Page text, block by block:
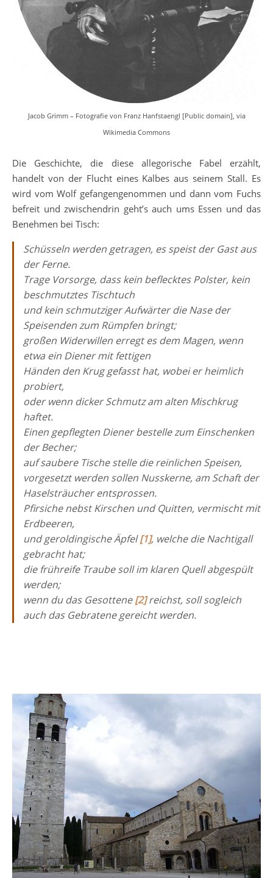
Jacob Grimm – Fotografie von Franz Hanfstaengl [Public domain], via
Wikimedia Commons
Die Geschichte, die diese allegorische Fabel erzählt,
handelt von der Flucht eines Kalbes aus seinem Stall. Es
wird vom Wolf gefangengenommen und dann vom Fuchs
befreit und zwischendrin geht’s auch ums Essen und das
Benehmen bei Tisch:
Schüsseln werden getragen, es speist der Gast aus
der Ferne.
Trage Vorsorge, dass kein beflecktes Polster, kein
beschmutztes Tischtuch
und kein schmutziger Aufwärter die Nase der
Speisenden zum Rümpfen bringt;
großen Widerwillen erregt es dem Magen, wenn
etwa ein Diener mit fettigen
Händen den Krug gefasst hat, wobei er heimlich
probiert,
oder wenn dicker Schmutz am alten Mischkrug
haftet.
Einen gepflegten Diener bestelle zum Einschenken
der Becher;
auf saubere Tische stelle die reinlichen Speisen,
vorgesetzt werden sollen Nusskerne, am Schaft der
Haselsträucher entsprossen.
Pfirsiche nebst Kirschen und Quitten, vermischt mit
Erdbeeren,
und geroldingische Äpfel[1], welche die Nachtigall
gebracht hat;
die frühreife Traube soll im klaren Quell abgespült
werden;
wenn du das Gesottene[2]reichst, soll sogleich
auch das Gebratene gereicht werden.